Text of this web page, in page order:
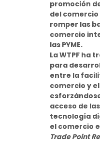
promoción
del
romper las
comercio
las PYME.
La WTPF ha
para
entre la
comercio y
acceso de las
tecnología
el comercio
Trade Point